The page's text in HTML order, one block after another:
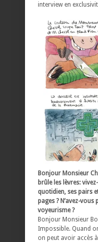
interview en
Bonjour Monsieur
brûle les lèvres:
quotidien, ses pairs
pages ? N’avez-vous
voyeurisme ?
Bonjour Monsieur
Impossible. Quand
on peut avoir accès